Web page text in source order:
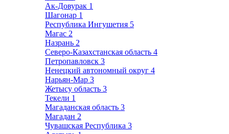
Ак-Довурак 1
Шагонар 1
Республика Ингушетия 5
Магас 2
Назрань 2
Северо-Казахстанская область 4
Петропавловск 3
Ненецкий автономный округ 4
Нарьян-Мар 3
Жетысу область 3
Текели 1
Магаданская область 3
Магадан 2
Чувашская Республика 3